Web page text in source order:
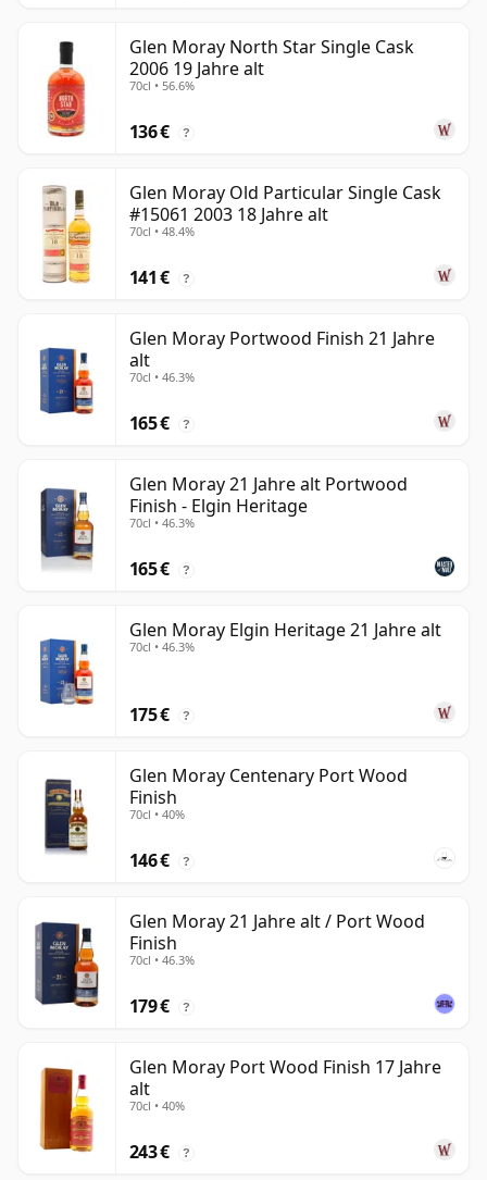
Glen Moray North Star Single Cask
2006 19 Jahre alt
70cl • 56.6%
136 € ?
Glen Moray Old Particular Single Cask
#15061 2003 18 Jahre alt
70cl • 48.4%
141 € ?
Glen Moray Portwood Finish 21 Jahre
alt
70cl • 46.3%
165 € ?
Glen Moray 21 Jahre alt Portwood
Finish - Elgin Heritage
70cl • 46.3%
165 € ?
Glen Moray Elgin Heritage 21 Jahre alt
70cl • 46.3%
175 € ?
Glen Moray Centenary Port Wood
Finish
70cl • 40%
146 € ?
Glen Moray 21 Jahre alt / Port Wood
Finish
70cl • 46.3%
179 € ?
Glen Moray Port Wood Finish 17 Jahre
alt
70cl • 40%
243 € ?